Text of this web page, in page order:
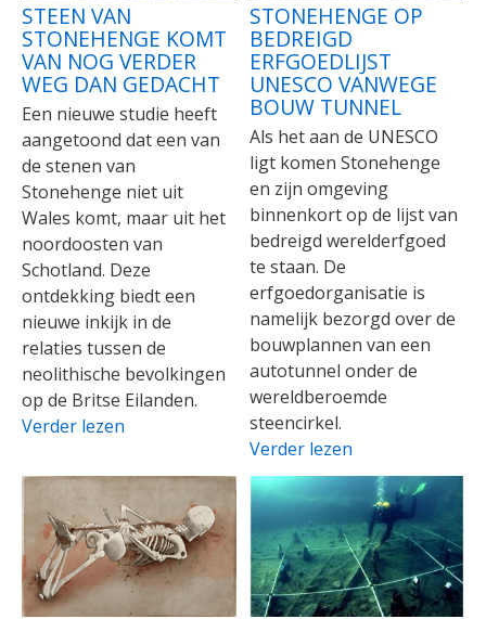
STEEN VAN
STONEHENGE KOMT
VAN NOG VERDER
WEG DAN GEDACHT
Een nieuwe studie heeft
aangetoond dat een van
de stenen van
Stonehenge niet uit
Wales komt, maar uit het
noordoosten van
Schotland. Deze
ontdekking biedt een
nieuwe inkijk in de
relaties tussen de
neolithische bevolkingen
op de Britse Eilanden.
Verder lezen
STONEHENGE OP
BEDREIGD
ERFGOEDLIJST
UNESCO VANWEGE
BOUW TUNNEL
Als het aan de UNESCO
ligt komen Stonehenge
en zijn omgeving
binnenkort op de lijst van
bedreigd werelderfgoed
te staan. De
erfgoedorganisatie is
namelijk bezorgd over de
bouwplannen van een
autotunnel onder de
wereldberoemde
steencirkel.
Verder lezen